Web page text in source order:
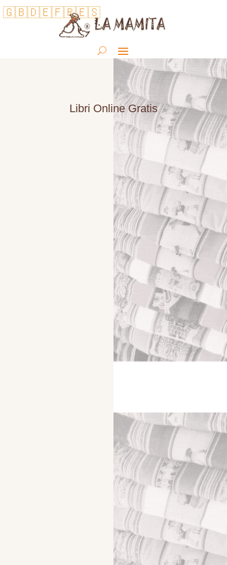
🇬🇧🇩🇪🇫🇷🇪🇸
Libri Online Gratis
i nuovi capitoli di Un Quarto di Luna. Chi ci segue sa
perfettamente che le uscite dei capitoli sono
quindicinali. Tuttavia saprà anche …
Romanzo fantasy – Un quarto di Luna”: Forse è
meglio che io vada. disse con tono di voce sufficiente
a sovrastare il rumore della bufera…